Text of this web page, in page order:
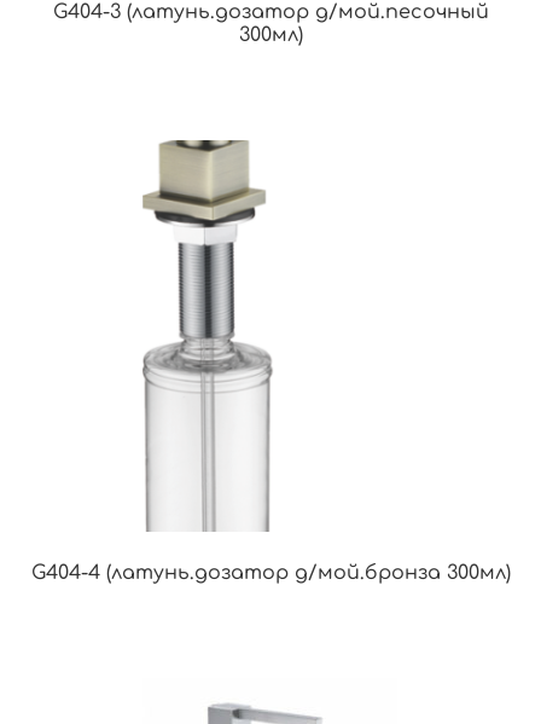
G404-3 (латунь.дозатор д/мой.песочный
300мл)
G404-4 (латунь.дозатор д/мой.бронза 300мл)